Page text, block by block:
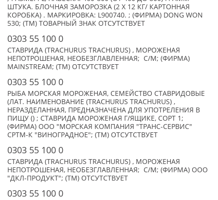
ШТУКА. БЛОЧНАЯ ЗАМОРОЗКА (2 Х 12 КГ/ КАРТОННАЯ
КОРОБКА) . МАРКИРОВКА: L900740. ; (ФИРМА) DONG WON
530; (TM) ТОВАРНЫЙ ЗНАК ОТСУТСТВУЕТ
0303 55 100 0
СТАВРИДА (TRACHURUS TRACHURUS) , МОРОЖЕНАЯ
НЕПОТРОШЕНАЯ, НЕОБЕЗГЛАВЛЕННАЯ; С/М; (ФИРМА)
MAINSTREAM; (TM) ОТСУТСТВУЕТ
0303 55 100 0
РЫБА МОРСКАЯ МОРОЖЕНАЯ, СЕМЕЙСТВО СТАВРИДОВЫЕ
(ЛАТ. НАИМЕНОВАНИЕ (TRACHURUS TRACHURUS) ,
НЕРАЗДЕЛАННАЯ, ПРЕДНАЗНАЧЕНА ДЛЯ УПОТРЕЛЕНИЯ В
ПИЩУ () ; СТАВРИДА МОРОЖЕНАЯ Г/ЯЩИКЕ, СОРТ 1;
(ФИРМА) ООО "МОРСКАЯ КОМПАНИЯ "ТРАНС-СЕРВИС"
СРТМ-К "ВИНОГРАДНОЕ"; (TM) ОТСУТСТВУЕТ
0303 55 100 0
СТАВРИДА (TRACHURUS TRACHURUS) , МОРОЖЕНАЯ
НЕПОТРОШЕНАЯ, НЕОБЕЗГЛАВЛЕННАЯ; С/М; (ФИРМА) ООО
"ДКЛ-ПРОДУКТ"; (TM) ОТСУТСТВУЕТ
0303 55 100 0